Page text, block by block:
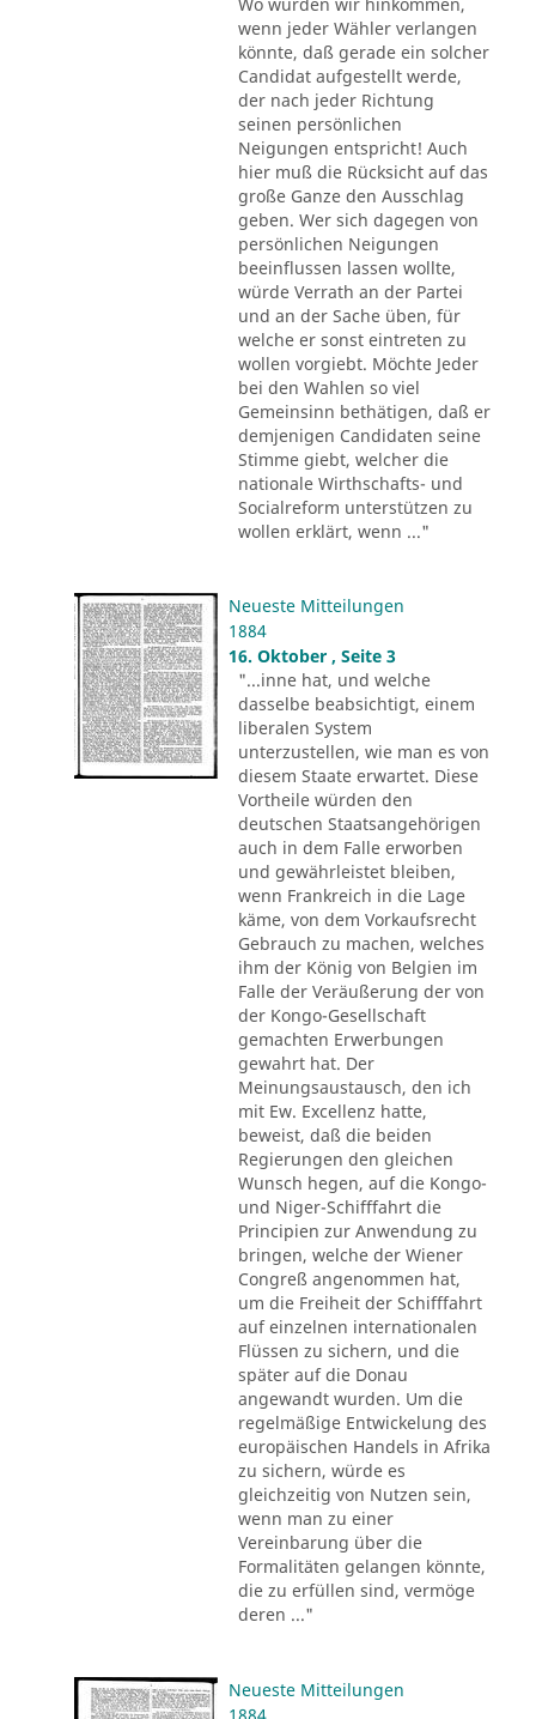
wenn jeder Wähler verlangen
könnte, daß gerade ein solcher
Candidat aufgestellt werde,
der nach jeder Richtung
seinen persönlichen
Neigungen entspricht! Auch
hier muß die Rücksicht auf das
große Ganze den Ausschlag
geben. Wer sich dagegen von
persönlichen Neigungen
beeinflussen lassen wollte,
würde Verrath an der Partei
und an der Sache üben, für
welche er sonst eintreten zu
wollen vorgiebt. Möchte Jeder
bei den Wahlen so viel
Gemeinsinn bethätigen, daß er
demjenigen Candidaten seine
Stimme giebt, welcher die
nationale Wirthschafts- und
Socialreform unterstützen zu
wollen erklärt, wenn ..."
Neueste Mitteilungen
1884
16. Oktober , Seite 3
"...inne hat, und welche
dasselbe beabsichtigt, einem
liberalen System
unterzustellen, wie man es von
diesem Staate erwartet. Diese
Vortheile würden den
deutschen Staatsangehörigen
auch in dem Falle erworben
und gewährleistet bleiben,
wenn Frankreich in die Lage
käme, von dem Vorkaufsrecht
Gebrauch zu machen, welches
ihm der König von Belgien im
Falle der Veräußerung der von
der Kongo-Gesellschaft
gemachten Erwerbungen
gewahrt hat. Der
Meinungsaustausch, den ich
mit Ew. Excellenz hatte,
beweist, daß die beiden
Regierungen den gleichen
Wunsch hegen, auf die Kongo-
und Niger-Schifffahrt die
Principien zur Anwendung zu
bringen, welche der Wiener
Congreß angenommen hat,
um die Freiheit der Schifffahrt
auf einzelnen internationalen
Flüssen zu sichern, und die
später auf die Donau
angewandt wurden. Um die
regelmäßige Entwickelung des
europäischen Handels in Afrika
zu sichern, würde es
gleichzeitig von Nutzen sein,
wenn man zu einer
Vereinbarung über die
Formalitäten gelangen könnte,
die zu erfüllen sind, vermöge
deren ..."
Neueste Mitteilungen